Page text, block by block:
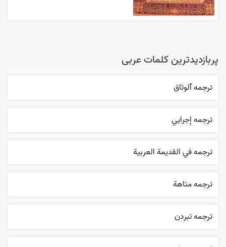
پربازدیدترین کلمات عربی
ترجمه ٱلوثاق
ترجمه إجرایي
ترجمه في القديمة العربية
ترجمه متاهة
ترجمه تبردن